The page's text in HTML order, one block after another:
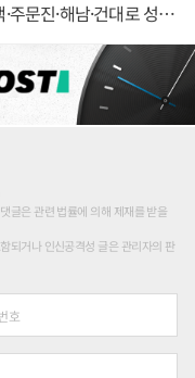
주문진·해남·건대로 성
글은 관련 법률에 의해 제재를 받을
되거나 인신공격성 글은 관리자의 판